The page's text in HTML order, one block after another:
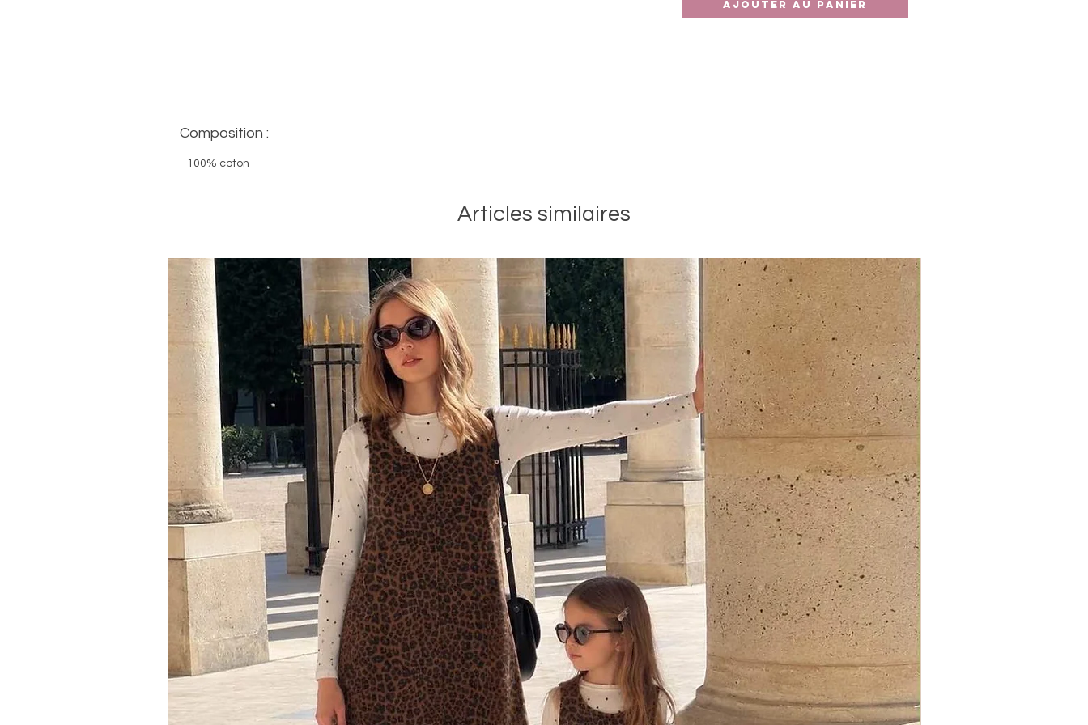
Ajouter au panier
Composition :
- 100% coton
Articles similaires